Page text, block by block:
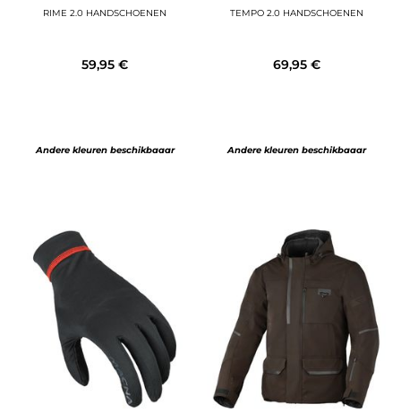
RIME 2.0 HANDSCHOENEN
59,95 €
Andere kleuren beschikbaaar
TEMPO 2.0 HANDSCHOENEN
69,95 €
Andere kleuren beschikbaaar